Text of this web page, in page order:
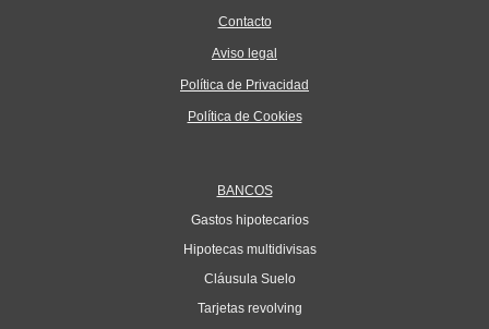
Contacto
Aviso legal
Política de Privacidad
Política de Cookies
BANCOS
Gastos hipotecarios
Hipotecas multidivisas
Cláusula Suelo
Tarjetas revolving